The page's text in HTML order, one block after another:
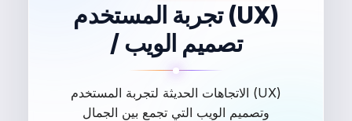
تجربة المستخدم (UX)
/ تصميم الويب
الاتجاهات الحديثة لتجربة المستخدم (UX)
وتصميم الويب التي تجمع بين الجمال